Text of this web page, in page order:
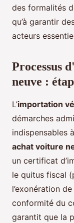
des formalités
qu’à garantir
acteurs
Processus
neuve :
L’importation
démarches
indispensables
achat voiture
un certificat
le quitus fiscal
l’exonération
conformité du
garantit que la